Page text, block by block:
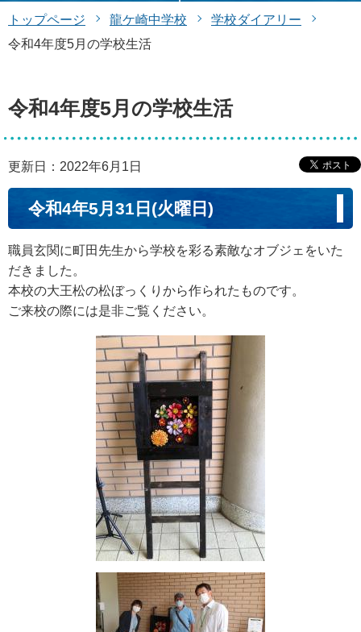
トップページ 龍ケ崎中学校
学校ダイアリー
令和4年度5月の学校生活
令和4年度5月の学校生活
更新日：2022年6月1日
令和4年5月31日(火曜日)
職員玄関に町田先生から学校を彩る素敵なオブジェをいた
だきました。
本校の大王松の松ぼっくりから作られたものです。
ご来校の際には是非ご覧ください。